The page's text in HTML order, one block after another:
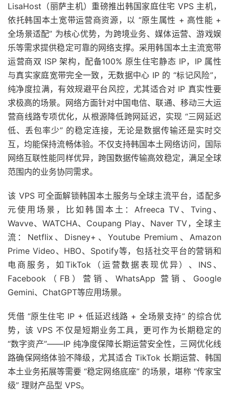
LisaHost（丽萨主机）重磅推出韩国家庭住宅 VPS 主机，
依托韩国本土宽带运营商资源，以 “原生属性 + 高性能 +
全场景适配” 为核心优势，为跨境业务、媒体运营、游戏娱
乐等需求提供稳定可靠的网络支撑。采用韩国本土主流宽带
运营商双 ISP 架构，配备100% 原生住宅静态 IP，IP 属性
与真实家庭宽带完全一致，无数据中心 IP 的 “标记风险”，
纯净度拉满，有效规避平台风控，尤其适合对 IP 真实性要
求极高的场景。网络方面针对中国电信、联通、移动三大运
营商线路专项优化，从根源降低跨网延迟，实现 “三网延迟
低、丢包率少” 的稳定连接，无论是数据传输还是实时交
互，均能保持流畅体验。不仅支持韩国本土网络访问，国际
网络互联性能同样优异，跨国数据传输高效稳定，满足全球
范围内的业务协同需求。
该 VPS 可全面解锁韩国本土服务与全球主流平台，适配多
元使用场景，比如韩国本土：Afreeca TV、Tving、
Wavve、WATCHA、Coupang Play、Naver TV，全球主
流：Netflix、Disney+、Youtube Premium、Amazon
Prime Video、HBO、Spotify等，包括社交平台的营销和
电商服务，如TikTok（运营数据表现优异）、INS、
Facebook（FB）营销、WhatsApp 营销、Google
Gemini、ChatGPT等应用场景。
凭借 “原生住宅 IP + 低延迟线路 + 全场景支持” 的综合优
势，该 VPS 不仅是短期业务工具，更可作为长期稳定的
“数字资产”——IP 纯净度保障长期运营安全性，三网优化线
路确保网络体验不降级，尤其适合 TikTok 长期运营、韩国
本土业务拓展等需要 “稳定网络底座” 的场景，堪称 “传家宝
级” 理财产品型 VPS。